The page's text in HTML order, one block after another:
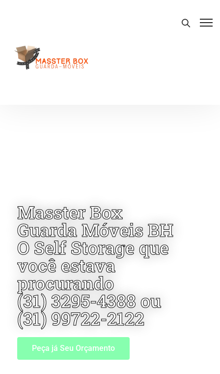
Masster Box
Guarda Móveis BH
O Self Storage que
você estava
procurando
(31) 3295-4388 ou
(31) 99722-2122
Peça já Seu Orçamento